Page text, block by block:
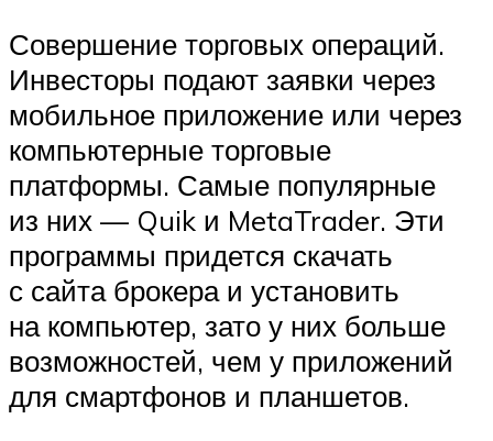
Совершение торговых операций.
Инвесторы подают заявки через
мобильное приложение или через
компьютерные торговые
платформы. Самые популярные
из них — Quik и MetaTrader. Эти
программы придется скачать
с сайта брокера и установить
на компьютер, зато у них больше
возможностей, чем у приложений
для смартфонов и планшетов.